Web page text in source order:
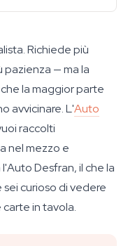
Richiede più
— ma la
la maggior parte
avvicinare. L'Auto
raccolti
nel mezzo e
Desfran, il che la
curioso di vedere
in tavola.